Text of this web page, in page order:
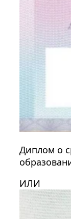
Диплом о
ИЛИ